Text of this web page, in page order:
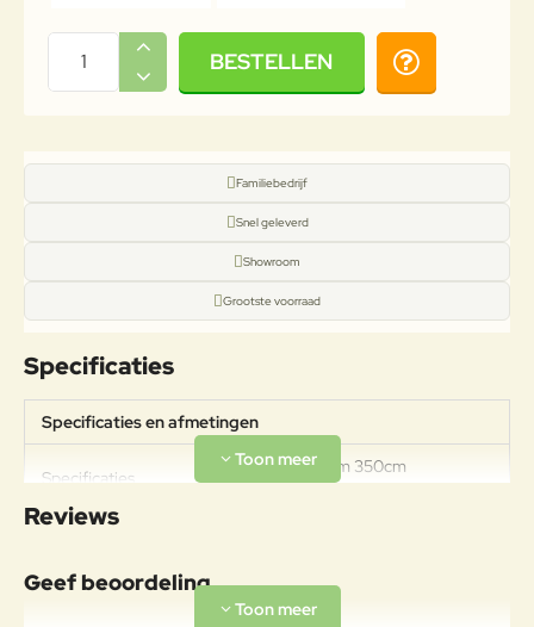
BESTELLEN
Familiebedrijf
Snel geleverd
Showroom
Grootste voorraad
Specificaties
Specificaties en afmetingen
Specificaties
Hoogte: 280cm 350cm
rondGewicht: 12,6kg
Reviews
Geef beoordeling